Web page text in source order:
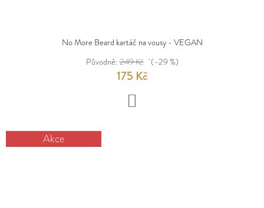
No More Beard kartáč na vousy - VEGAN
Původně:249 Kč (–29 %)
175 Kč
Akce